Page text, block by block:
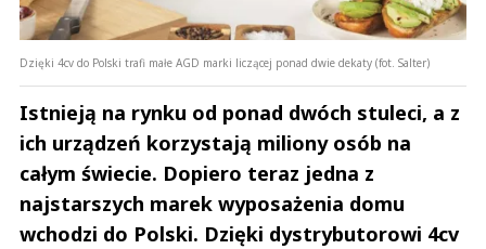
Dzięki 4cv do Polski trafi małe AGD marki liczącej ponad dwie dekaty (fot. Salter)
Istnieją na rynku od ponad dwóch stuleci, a z
ich urządzeń korzystają miliony osób na
całym świecie. Dopiero teraz jedna z
najstarszych marek wyposażenia domu
wchodzi do Polski. Dzięki dystrybutorowi 4cv